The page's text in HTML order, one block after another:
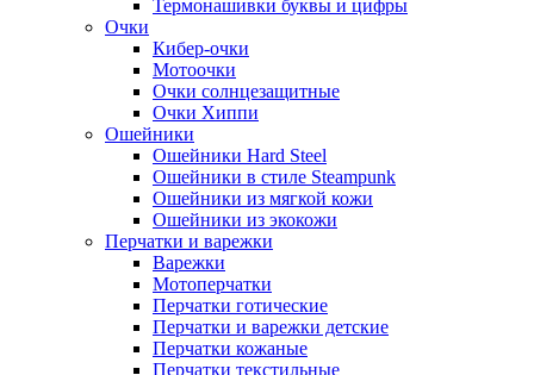
Термонашивки буквы и цифры
Очки
Кибер-очки
Мотоочки
Очки солнцезащитные
Очки Хиппи
Ошейники
Ошейники Hard Steel
Ошейники в стиле Steampunk
Ошейники из мягкой кожи
Ошейники из экокожи
Перчатки и варежки
Варежки
Мотоперчатки
Перчатки готические
Перчатки и варежки детские
Перчатки кожаные
Перчатки текстильные